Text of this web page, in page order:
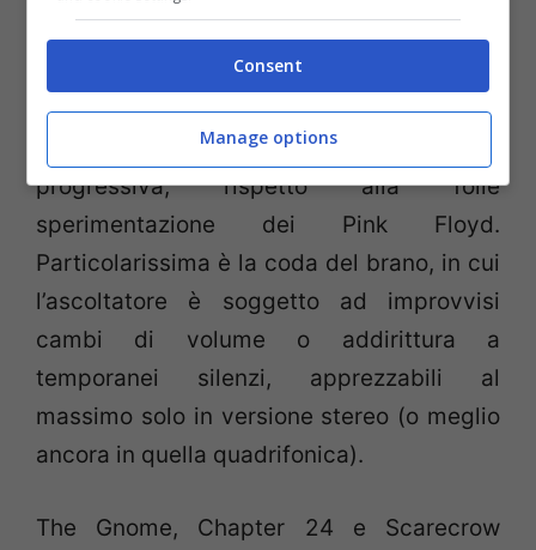
influenzarsi a vicenda, e questo
probabilmente è uno dei pezzi che più li
avvicina, per quanto la band di Canterbury
sia già più orientata ad una visione
progressiva, rispetto alla folle
sperimentazione dei Pink Floyd.
Particolarissima è la coda del brano, in cui
l’ascoltatore è soggetto ad improvvisi
cambi di volume o addirittura a
temporanei silenzi, apprezzabili al
massimo solo in versione stereo (o meglio
ancora in quella quadrifonica).
The Gnome, Chapter 24 e Scarecrow
Consent
Manage options